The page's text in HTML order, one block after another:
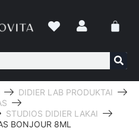
DIDIER LAB PRODUKTAI
STUDIOS DIDIER LAKAI
BONJOUR 8ML